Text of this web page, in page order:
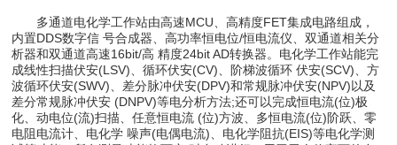
多通道电化学工作站由高速MCU、高精度FET集成电路组成，
内置DDS数字信 号合成器、高功率恒电位/恒电流仪、双通道相关分
析器和双通道高速16bit/高 精度24bit AD转换器。电化学工作站能完
成线性扫描伏安(LSV)、循环伏安(CV)、阶梯波循环 伏安(SCV)、方
波循环伏安(SWV)、差分脉冲伏安(DPV)和常规脉冲伏安(NPV)以及
差分常规脉冲伏安 (DNPV)等电分析方法;还可以完成恒电流(位)极
化、动电位(流)扫描、任意恒电流 (位)方波、多恒电流(位)阶跃、零
电阻电流计、电化学 噪声(电偶电流)、电化学阻抗(EIS)等电化学测